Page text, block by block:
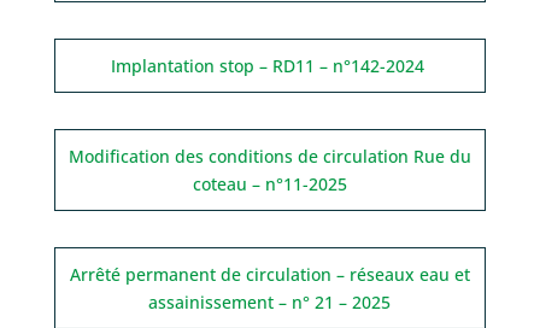
Implantation stop – RD11 – n°142-2024
Modification des conditions de circulation Rue du
coteau – n°11-2025
Arrêté permanent de circulation – réseaux eau et
assainissement – n° 21 – 2025